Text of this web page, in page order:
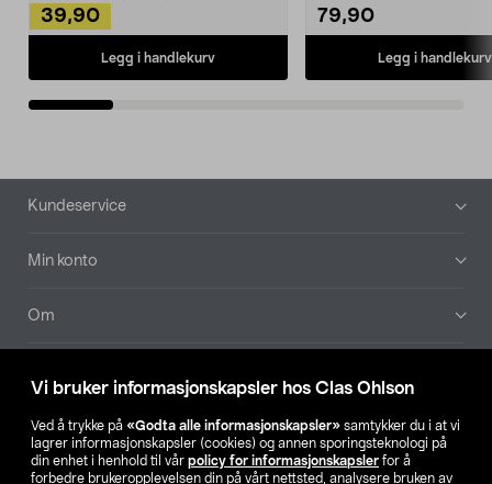
Vi bruker informasjonskapsler hos Clas Ohlson
Ved å trykke på «Godta alle informasjonskapsler» samtykker du i at vi
lagrer informasjonskapsler (cookies) og annen sporingsteknologi på
din enhet i henhold til vår policy for informasjonskapsler for å
forbedre brukeropplevelsen din på vårt nettsted, analysere bruken av
39,90
Legg i handlekurv
79,90
Legg i handlekurv
Bunntekst
Kundeservice
Min konto
Om
Våre selskaper
Finn din butikk